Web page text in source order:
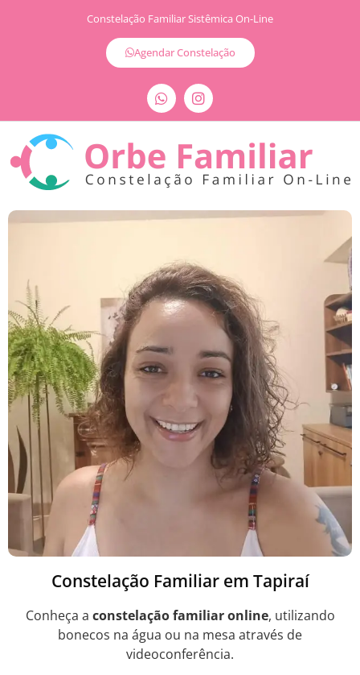
Constelação Familiar Sistêmica On-Line
Agendar Constelação
Constelação Familiar em Tapiraí
Conheça a constelação familiar online, utilizando
bonecos na água ou na mesa através de
videoconferência.